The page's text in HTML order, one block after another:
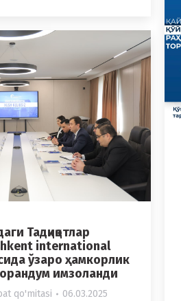
Тадқиқотлар
international
ўзаро ҳамкорлик
имзоланди
qo'mitasi 06.03.2025